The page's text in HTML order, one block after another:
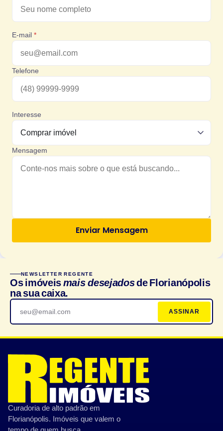
E-mail *
Telefone
Interesse
Mensagem
Enviar Mensagem
NEWSLETTER REGENTE
Os imóveismais desejadosde Florianópolis
na sua caixa.
ASSINAR
Curadoria de alto padrão em
Florianópolis. Imóveis que valem o